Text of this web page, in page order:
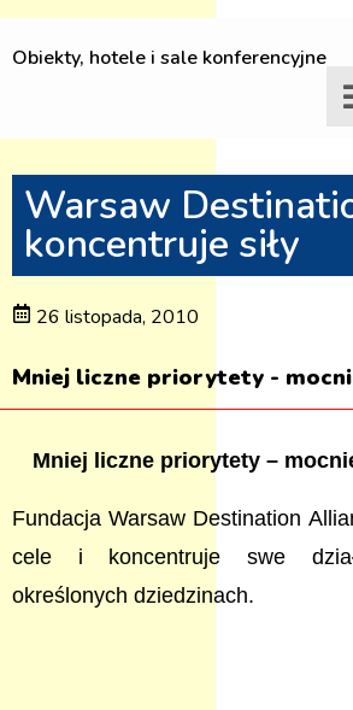
Obiekty, hotele i sale konferencyjne
Warsaw
koncentruje siły
26 listopada, 2010
Mniej liczne priorytety -
Mniej liczne priorytety –
Fundacja Warsaw Destination
cele i koncentruje swe
określonych dziedzinach.